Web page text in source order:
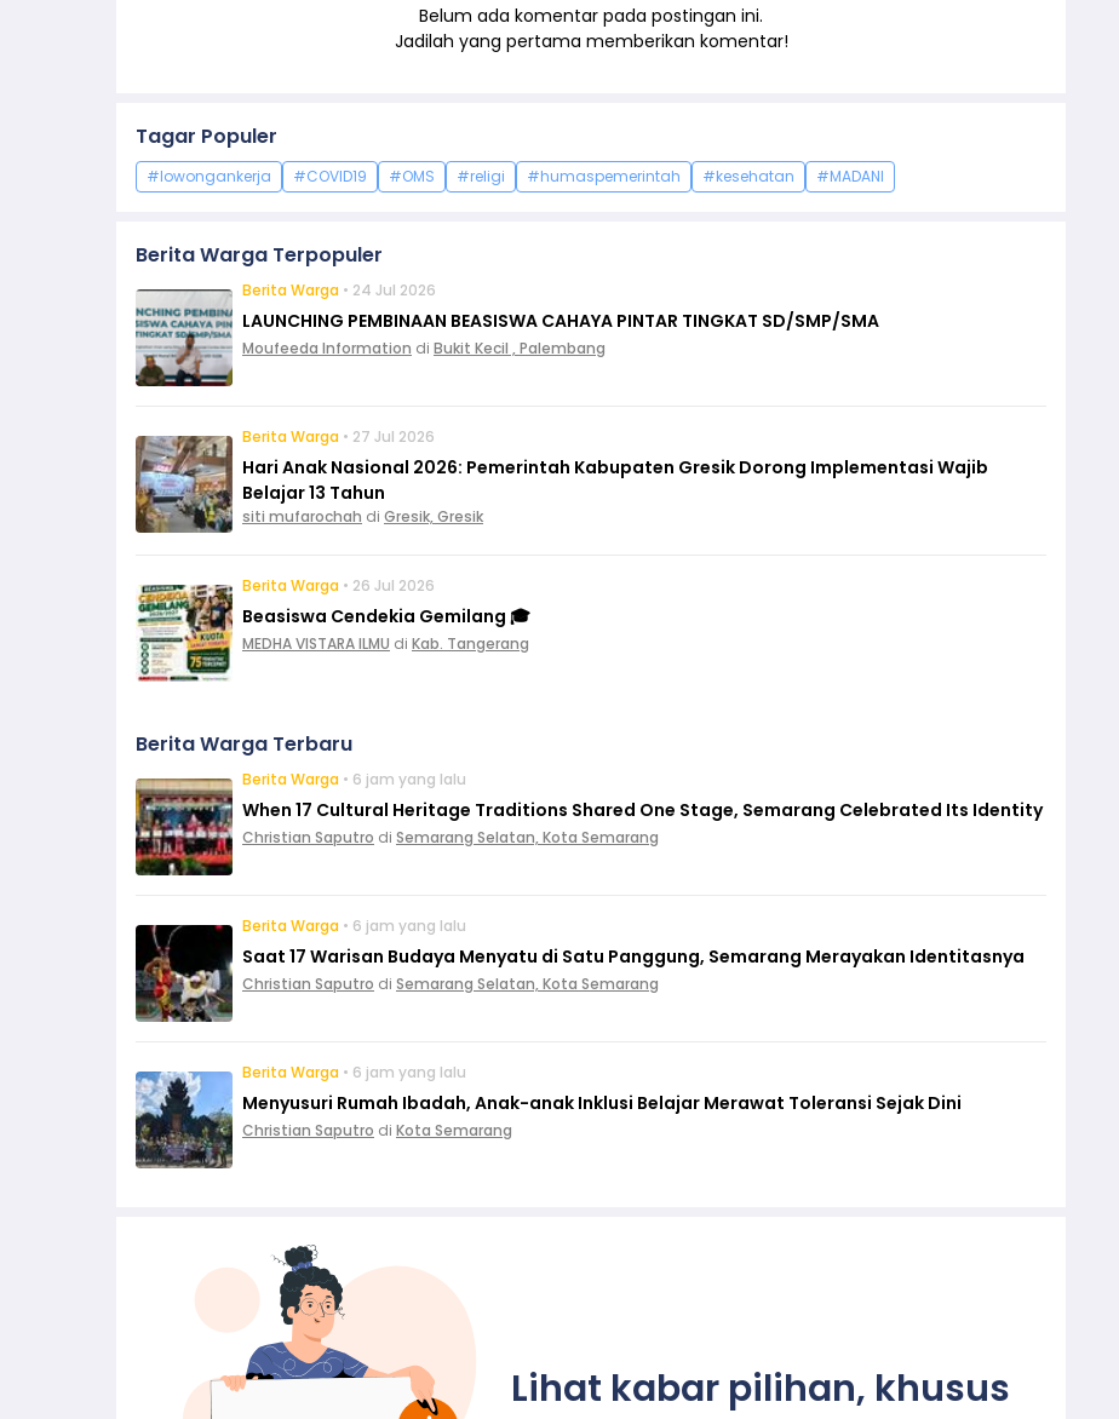
Belum ada komentar pada postingan ini.
Jadilah yang pertama memberikan komentar!
Tagar Populer
#lowongankerja #COVID19 #OMS #religi #humaspemerintah #kesehatan #MADANI
Berita Warga Terpopuler
Berita Warga • 24 Jul 2026
LAUNCHING PEMBINAAN BEASISWA CAHAYA PINTAR TINGKAT SD/SMP/SMA
Moufeeda Information di Bukit Kecil , Palembang
Berita Warga • 27 Jul 2026
Hari Anak Nasional 2026: Pemerintah Kabupaten Gresik Dorong Implementasi Wajib
Belajar 13 Tahun
siti mufarochah di Gresik, Gresik
Berita Warga • 26 Jul 2026
Beasiswa Cendekia Gemilang 🎓
MEDHA VISTARA ILMU di Kab. Tangerang
Berita Warga Terbaru
Berita Warga • 6 jam yang lalu
When 17 Cultural Heritage Traditions Shared One Stage, Semarang Celebrated Its Identity
Christian Saputro di Semarang Selatan, Kota Semarang
Berita Warga • 6 jam yang lalu
Saat 17 Warisan Budaya Menyatu di Satu Panggung, Semarang Merayakan Identitasnya
Christian Saputro di Semarang Selatan, Kota Semarang
Berita Warga • 6 jam yang lalu
Menyusuri Rumah Ibadah, Anak-anak Inklusi Belajar Merawat Toleransi Sejak Dini
Christian Saputro di Kota Semarang
Lihat kabar pilihan, khusus